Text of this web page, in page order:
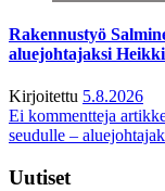
Rakennustyö
aluejohtajaksi
Kirjoitettu 5.8.2026
Ei kommentteja
seudulle –
Uutiset